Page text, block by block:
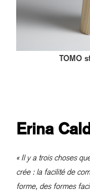
TOMO
Erina
« Il y a trois choses
crée : la facilité de
forme, des formes